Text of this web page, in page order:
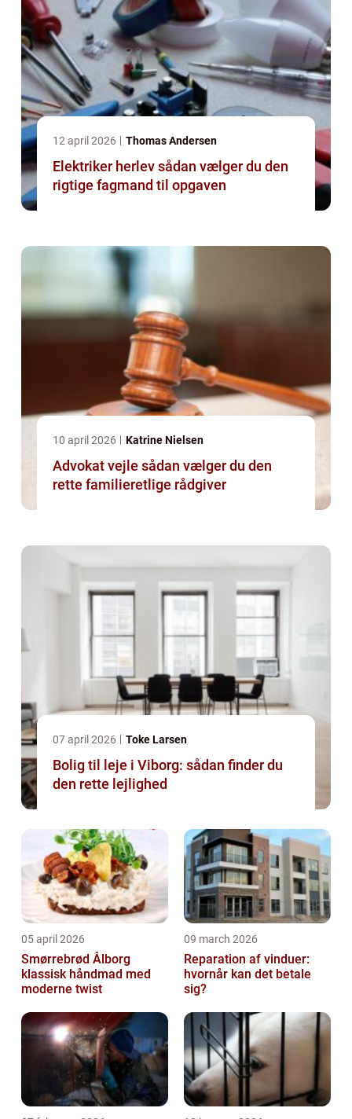
12 april 2026 Thomas Andersen
Elektriker herlev sådan vælger du den
rigtige fagmand til opgaven
10 april 2026 Katrine Nielsen
Advokat vejle sådan vælger du den
rette familieretlige rådgiver
07 april 2026 Toke Larsen
Bolig til leje i Viborg: sådan finder du
den rette lejlighed
05 april 2026
Smørrebrød Ålborg
klassisk håndmad med
moderne twist
09 march 2026
Reparation af vinduer:
hvornår kan det betale
sig?